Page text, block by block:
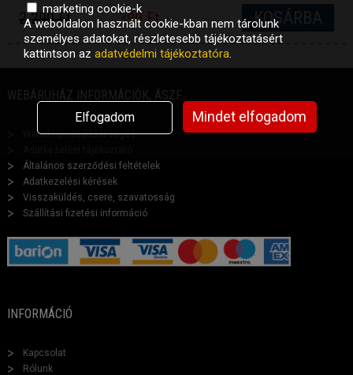
2 290 Ft 390 Ft KOSÁRBA
WEBÁRUHÁZ INFORMÁCIÓK, ÁSZF
Webshop vásárlási segéd
Általános szerződési feltételek
Adatkezelési kérések
Visszaküldés, csere, szavatosság
Szállítási fizetési információ
INFORMÁCIÓ
Kapcsolat
Rólunk
marketing cookie-k
A weboldalon használt cookie-kban nem tárolunk
személyes adatokat, részletesebb tájékoztatásért
kattintson az adatvédelmi tájékoztatóra.
Elfogadom Mindet elfogadom